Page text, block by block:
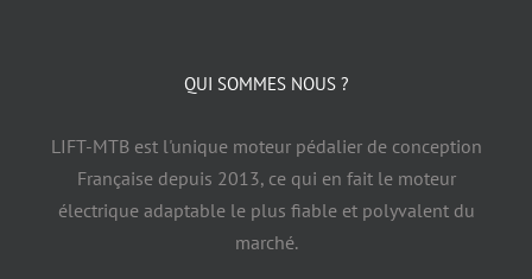
QUI SOMMES NOUS ?
LIFT-MTB est l'unique moteur pédalier de conception
Française depuis 2013, ce qui en fait le moteur
électrique adaptable le plus fiable et polyvalent du
marché.